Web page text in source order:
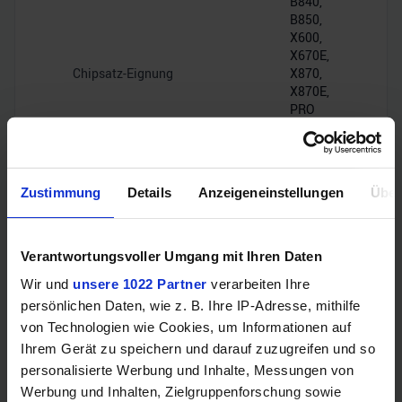
Zustimmung Details Anzeigeneinstellungen
Verantwortungsvoller Umgang mit Ihren Daten
Wir und unsere 1022 Partner verarbeiten Ihre
persönlichen Daten, wie z. B. Ihre IP-Adresse, mithilfe
von Technologien wie Cookies, um Informationen auf
Ihrem Gerät zu speichern und darauf zuzugreifen und so
personalisierte Werbung und Inhalte, Messungen von
Werbung und Inhalten, Zielgruppenforschung sowie
Chipsatz-Eignung
B850,
X600,
X670E,
X870,
X870E,
PRO
600
[OEM],
[OEM]
Chipsatz-Interface
4.0 x4
PCIe-Lanes 28